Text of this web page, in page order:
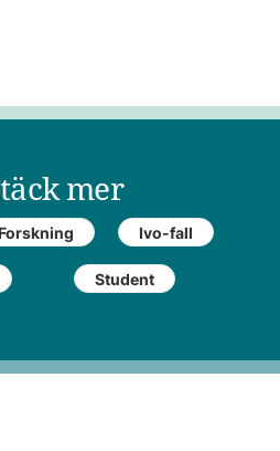
mer
Forskning Ivo-fall
Student